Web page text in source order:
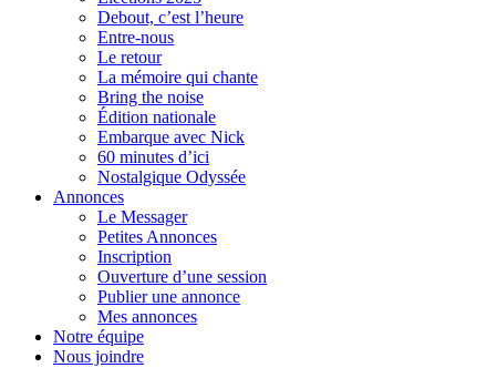
Debout, c’est l’heure
Entre-nous
Le retour
La mémoire qui chante
Bring the noise
Édition nationale
Embarque avec Nick
60 minutes d’ici
Nostalgique Odyssée
Annonces
Le Messager
Petites Annonces
Inscription
Ouverture d’une session
Publier une annonce
Mes annonces
Notre équipe
Nous joindre